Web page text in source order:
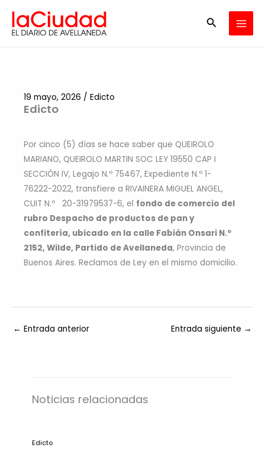
contenido
Buscar
Edicto
19 mayo, 2026 / Edicto
Por cinco (5) días se hace saber que QUEIROLO
MARIANO, QUEIROLO MARTIN SOC LEY 19550 CAP I
SECCIÓN IV, Legajo N.º 75467, Expediente N.º 1-
76222-2022, transfiere a RIVAINERA MIGUEL ANGEL,
CUIT N.º 20-31979537-6, el fondo de comercio del
rubro Despacho de productos de pan y
confitería, ubicado en la calle Fabián Onsari N.º
2152, Wilde, Partido de Avellaneda, Provincia de
Buenos Aires. Reclamos de Ley en el mismo domicilio.
← Entrada anterior Entrada siguiente →
Noticias relacionadas
Edicto